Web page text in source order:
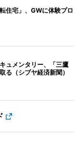
住宅」、GWに体験プロ
ュメンタリー、「三鷹
る（シブヤ経済新聞）